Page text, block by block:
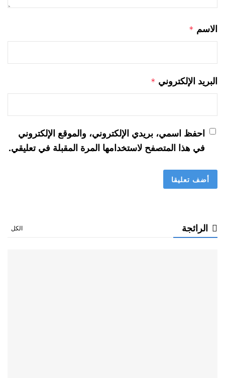
الاسم *
البريد الإلكتروني *
احفظ اسمي، بريدي الإلكتروني، والموقع الإلكتروني
في هذا المتصفح لاستخدامها المرة المقبلة في تعليقي.
الرائجة الكل